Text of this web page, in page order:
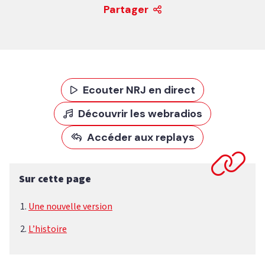
Partager
Ecouter NRJ en direct
Découvrir les webradios
Accéder aux replays
Sur cette page
Une nouvelle version
L’histoire